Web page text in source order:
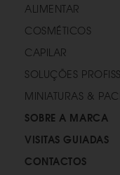
ALIMENTAR
COSMÉTICOS
CAPILAR
SOLUÇÕES
MINIATURAS &
SOBRE A MARCA
VISITAS GUIADAS
CONTACTOS